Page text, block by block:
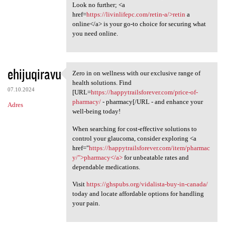
Look no further; <a
href=https://livinlifepc.com/retin-a/>retin a
online</a> is your go-to choice for securing what
you need online.
ehijuqiravu
07.10.2024
Adres
Zero in on wellness with our
Zero in on wellness with our exclusive range of
health solutions. Find
[URL=https://happytrailsforever.com/price-of-
pharmacy/- pharmacy[/URL - and enhance your
well-being today!
When searching for cost-effective solutions to
control your glaucoma, consider exploring <a
href="https://happytrailsforever.com/item/pharmac
y/">pharmacy</a>for unbeatable rates and
dependable medications.
Visit https://ghspubs.org/vidalista-buy-in-canada/
today and locate affordable options for handling
your pain.